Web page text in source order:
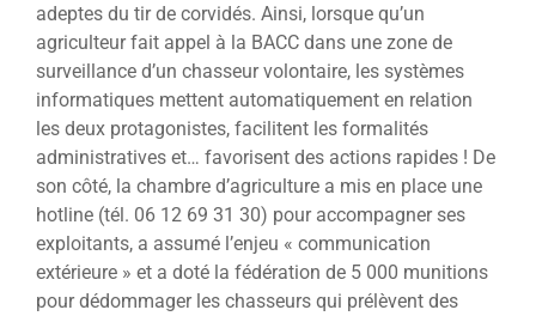
adeptes du tir de corvidés. Ainsi, lorsque qu’un
agriculteur fait appel à la BACC dans une zone de
surveillance d’un chasseur volontaire, les systèmes
informatiques mettent automatiquement en relation
les deux protagonistes, facilitent les formalités
administratives et… favorisent des actions rapides ! De
son côté, la chambre d’agriculture a mis en place une
hotline (tél. 06 12 69 31 30) pour accompagner ses
exploitants, a assumé l’enjeu « communication
extérieure » et a doté la fédération de 5 000 munitions
pour dédommager les chasseurs qui prélèvent des